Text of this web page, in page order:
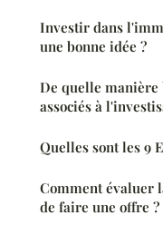
Investir dans
une bonne idée ?
De quelle manière
associés à
Quelles sont les 9
Comment évaluer
de faire une offre ?